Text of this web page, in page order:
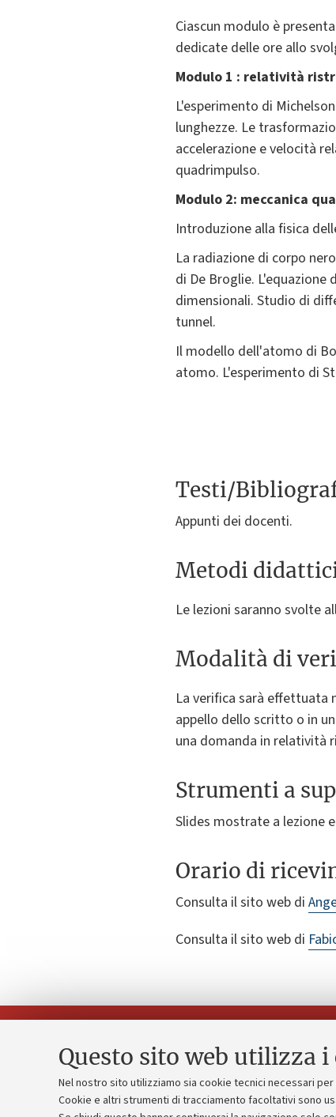
Questo sito web utilizza i
Nel nostro sito utilizziamo sia cookie tecnici necessari
Cookie e altri strumenti di tracciamento facoltativi sono
Ciascun modulo è
dedicate delle ore allo
Modulo 1 : relatività
L'esperimento di
lunghezze. Le
accelerazione e velocità
quadrimpulso.
Modulo 2: meccanica
Introduzione alla fisica
La radiazione di corpo
di De Broglie. L'equazione
dimensionali. Studio di
tunnel.
Il modello dell'atomo di
atomo. L'esperimento di
Testi/
Appunti dei docenti.
Metodi
Le lezioni saranno svolte
Modalità di
La verifica sarà effettuata
appello dello scritto o in
una domanda in relatività
Strumenti a
Slides mostrate a lezione
Orario di
Consulta il sito web di
Consulta il sito web di
Contatti e PEC
Piano